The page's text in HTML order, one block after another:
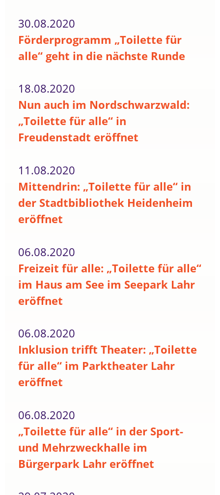
30.08.2020
Förderprogramm „Toilette für
alle“ geht in die nächste Runde
18.08.2020
Nun auch im Nordschwarzwald:
„Toilette für alle“ in
Freudenstadt eröffnet
11.08.2020
Mittendrin: „Toilette für alle“ in
der Stadtbibliothek Heidenheim
eröffnet
06.08.2020
Freizeit für alle: „Toilette für alle“
im Haus am See im Seepark Lahr
eröffnet
06.08.2020
Inklusion trifft Theater: „Toilette
für alle“ im Parktheater Lahr
eröffnet
06.08.2020
„Toilette für alle“ in der Sport-
und Mehrzweckhalle im
Bürgerpark Lahr eröffnet